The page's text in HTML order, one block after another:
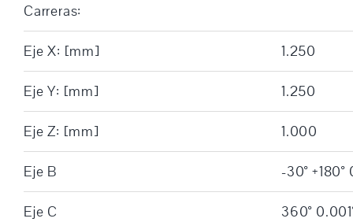
Carreras:
Eje X: [mm] 1.250
Eje Y: [mm] 1.250
Eje Z: [mm] 1.000
Eje B -30° +180°
Eje C 360°